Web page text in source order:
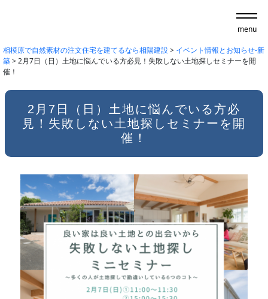
menu
相模原で自然素材の注文住宅を建てるなら相陽建設> イベント情報とお知らせ-新
築>2月7日（日）土地に悩んでいる方必見！失敗しない土地探しセミナーを開
催！
2月7日（日）土地に悩んでいる方必
見！失敗しない土地探しセミナーを開
催！